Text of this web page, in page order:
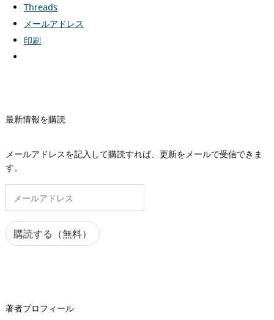
Threads
メールアドレス
印刷
最新情報を購読
メールアドレスを記入して購読すれば、更新をメールで受信できま
す。
ア
ド
購読する（無料）
著者プロフィール